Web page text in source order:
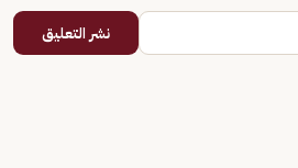
نشر التعليق